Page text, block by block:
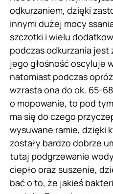
odkurzaniem, dzięki
innymi dużej mocy
szczotki i wielu
podczas odkurzania jest
jego głośność oscyluje
natomiast podczas
wzrasta ona do ok. 65-
o mopowanie, to pod
ma się do czego
wysuwane ramie, dzięki
zostały bardzo dobrze
tutaj podgrzewanie
ciepło oraz suszenie,
bać o to, że jakieś